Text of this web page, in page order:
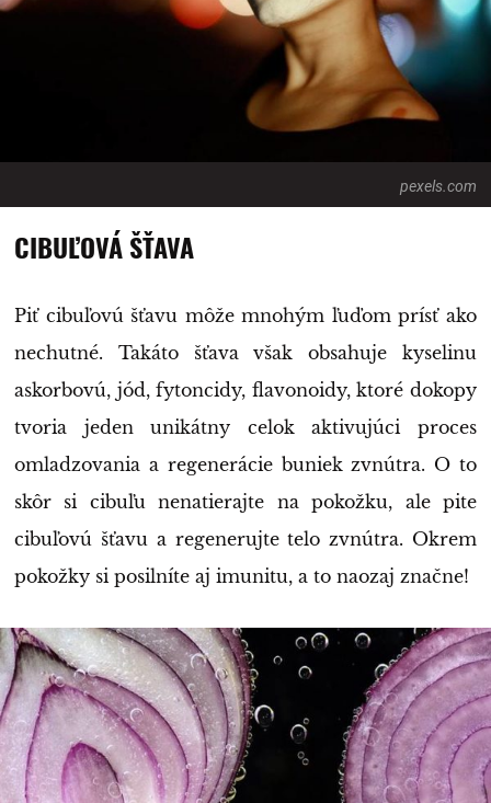
pexels.com
CIBUĽOVÁ ŠŤAVA
Piť cibuľovú šťavu môže mnohým ľuďom prísť ako
nechutné. Takáto šťava však obsahuje kyselinu
askorbovú, jód, fytoncidy, flavonoidy, ktoré dokopy
tvoria jeden unikátny celok aktivujúci proces
omladzovania a regenerácie buniek zvnútra. O to
skôr si cibuľu nenatierajte na pokožku, ale pite
cibuľovú šťavu a regenerujte telo zvnútra. Okrem
pokožky si posilníte aj imunitu, a to naozaj značne!